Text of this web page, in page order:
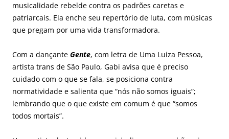
musicalidade rebelde contra os padrões caretas e
patriarcais. Ela enche seu repertório de luta, com músicas
que pregam por uma vida transformadora.
Com a dançante Gente, com letra de Uma Luiza Pessoa,
artista trans de São Paulo, Gabi avisa que é preciso
cuidado com o que se fala, se posiciona contra
normatividade e salienta que “nós não somos iguais”;
lembrando que o que existe em comum é que “somos
todos mortais”.